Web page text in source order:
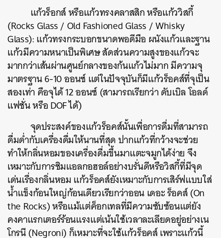
แก้วร็อกส์หรือแก้วทรงคลาสสิกหรือแก้ววิสกี้
(Rocks Glass / Old Fashioned Glass / Whisky
Glass):แก้วทรงกระบอกขนาดพอดีมือ ผนังแก้วและฐาน
แก้วมีความหนาเป็นพิเศษสัดส่วนความสูงของแก้วจะ
มากกว่าเส้นผ่านศูนย์กลางของก้นแก้วไม่มากมีความจุ
มาตรฐาน6-10ออนซ์แต่ในปัจจุบันก็มีแก้วร็อคส์ที่จุเป็น
สองเท่า คือจุได้12ออนซ์(สามารถเรียกว่าดับเบิลโอลด์
แฟชั่นหรือDOFได้)
จุดประสงค์ของแก้วร็อคส์นั้นเพื่อการดื่มที่สามารถ
ดื่มด่ำกับเครื่องดื่มให้นานที่สุดปากแก้วที่กว้างจะช่วย
ทำให้กลิ่นหอมของเครื่องดื่มขึ้นมาแตะจมูกได้ง่ายจึง
เหมาะกับการชิมแอลกอฮอล์อย่างบรั่นดีหรือวิสกี้ที่มีจุด
เด่นเรื่องกลิ่นหอมแก้วร็อคส์ยังเหมาะกับการเสิร์ฟแบบใส่
น้ำแข็งก้อนใหญ่ก้อนเดียวเรียกว่าออนเดอะร็อคส์(On
the Rocks)หรือแม้แต่ค็อกเทลที่มีความซับซ้อนแต่ยัง
คงคาแรกเตอร์ร้อนแรงแต่เน้นใช้เวลาละเลียดอยู่อย่างเน
โกรนี(Negroni)ก็เหมาะที่จะใช้แก้วร็อคส์เพราะแก้วนี้